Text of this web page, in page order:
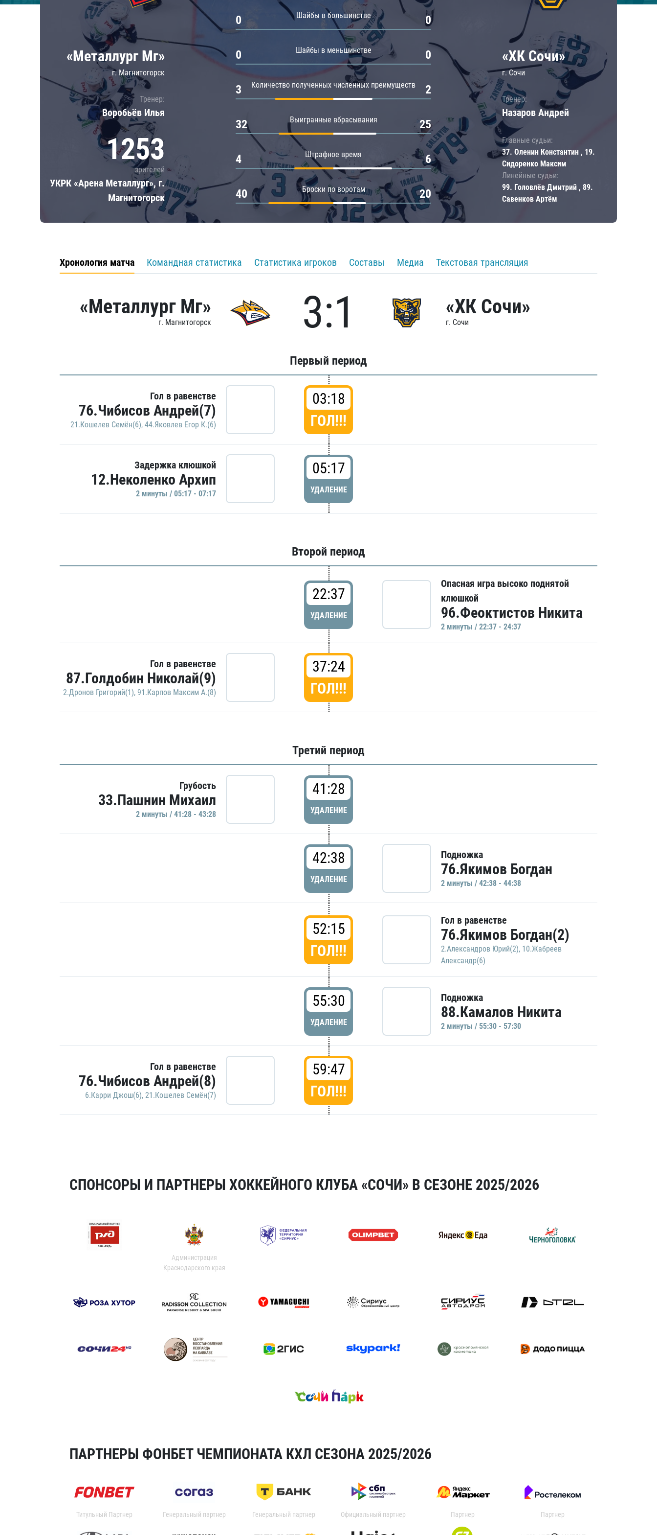
Локомотив
ЦСКА
Шанхайские Драконы
«Металлург Мг»
г. Магнитогорск
Тренер:
Воробьёв Илья
1253
зрителей
УКРК «Арена Металлург», г.
Магнитогорск
Шайбы в большинстве
0 0
Шайбы в меньшинстве
0 0
Количество полученных численных преимуществ
3 2
Выигранные вбрасывания
32 25
Штрафное время
4 6
Броски по воротам
40 20
«ХК Сочи»
г. Сочи
Тренер:
Назаров Андрей
Главные судьи:
37. Оленин Константин , 19.
Сидоренко Максим
Линейные судьи:
99. Головлёв Дмитрий , 89.
Савенков Артём
Хронология матча Командная статистика Статистика игроков Составы Медиа Текстовая трансляция
«Металлург Мг»
г. Магнитогорск 3:1 «ХК Сочи»
г. Сочи
Первый период
Гол в равенстве
76.Чибисов Андрей(7)
21.Кошелев Семён(6), 44.Яковлев Егор К.(6)
03:18
ГОЛ!!!
Задержка клюшкой
12.Неколенко Архип
2 минуты / 05:17 - 07:17
05:17
УДАЛЕНИЕ
Второй период
22:37
УДАЛЕНИЕ
Опасная игра высоко поднятой
клюшкой
96.Феоктистов Никита
2 минуты / 22:37 - 24:37
Гол в равенстве
87.Голдобин Николай(9)
2.Дронов Григорий(1), 91.Карпов Максим А.(8)
37:24
ГОЛ!!!
Третий период
Грубость
33.Пашнин Михаил
2 минуты / 41:28 - 43:28
41:28
УДАЛЕНИЕ
42:38
УДАЛЕНИЕ
Подножка
76.Якимов Богдан
2 минуты / 42:38 - 44:38
52:15
ГОЛ!!!
Гол в равенстве
76.Якимов Богдан(2)
2.Александров Юрий(2), 10.Жабреев
Александр(6)
55:30
УДАЛЕНИЕ
Подножка
88.Камалов Никита
2 минуты / 55:30 - 57:30
Гол в равенстве
76.Чибисов Андрей(8)
6.Карри Джош(6), 21.Кошелев Семён(7)
59:47
ГОЛ!!!
СПОНСОРЫ И ПАРТНЕРЫ ХОККЕЙНОГО КЛУБА «СОЧИ» В СЕЗОНЕ 2025/2026
Администрация
Краснодарского края
ПАРТНЕРЫ ФОНБЕТ ЧЕМПИОНАТА КХЛ СЕЗОНА 2025/2026
Титульный Партнер Генеральный партнер Генеральный партнер Официальный партнер Партнер Партнер